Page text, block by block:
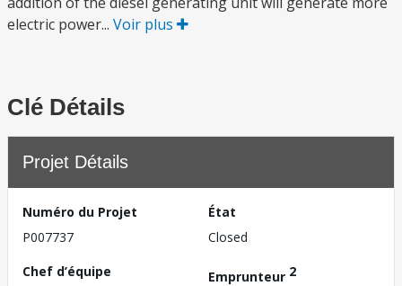
electric power... Voir plus
Clé Détails
Projet Détails
Numéro du Projet
P007737
État
Closed
Chef d’équipe
Emprunteur 2